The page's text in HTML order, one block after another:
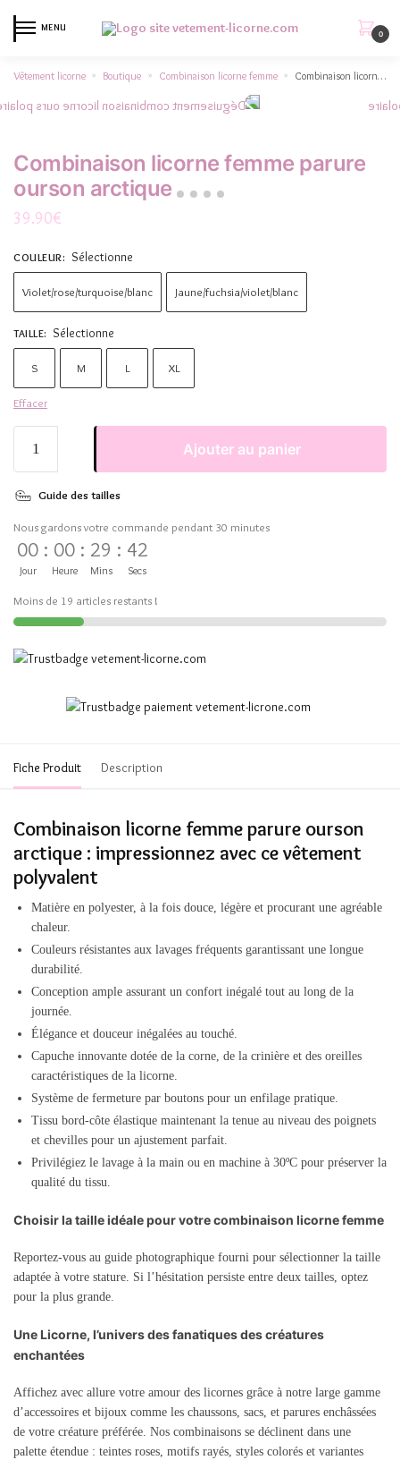
MENU
0
Vêtement licorne » Boutique » Combinaison licorne femme » Combinaison licorne femme parure ourson arctique
Combinaison licorne femme parure
ourson arctique
39.90€
COULEUR: Sélectionne
Violet/rose/turquoise/blanc Jaune/fuchsia/violet/blanc
TAILLE: Sélectionne
S M L XL
Effacer
Ajouter au panier
Guide des tailles
Nous gardons votre commande pendant 30 minutes
00
Jour
: 00
Heure
: 29
Mins
: 42
Secs
Moins de 19 articles restants !
Fiche Produit Description
Combinaison licorne femme parure ourson
arctique : impressionnez avec ce vêtement
polyvalent
Matière en polyester, à la fois douce, légère et procurant une agréable
chaleur.
Couleurs résistantes aux lavages fréquents garantissant une longue
durabilité.
Conception ample assurant un confort inégalé tout au long de la
journée.
Élégance et douceur inégalées au touché.
Capuche innovante dotée de la corne, de la crinière et des oreilles
caractéristiques de la licorne.
Système de fermeture par boutons pour un enfilage pratique.
Tissu bord-côte élastique maintenant la tenue au niveau des poignets
et chevilles pour un ajustement parfait.
Privilégiez le lavage à la main ou en machine à 30ºC pour préserver la
qualité du tissu.
Choisir la taille idéale pour votre combinaison licorne femme
Reportez-vous au guide photographique fourni pour sélectionner la taille
adaptée à votre stature. Si l’hésitation persiste entre deux tailles, optez
pour la plus grande.
Une Licorne, l’univers des fanatiques des créatures
enchantées
Affichez avec allure votre amour des licornes grâce à notre large gamme
d’accessoires et bijoux comme les chaussons, sacs, et parures enchâssées
de votre créature préférée. Nos combinaisons se déclinent dans une
palette étendue : teintes roses, motifs rayés, styles colorés et variantes